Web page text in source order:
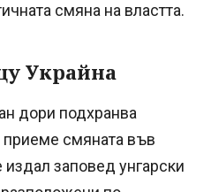
смяна на властта.
Украйна
дори подхранва
приеме смяната във
издал заповед унгарски